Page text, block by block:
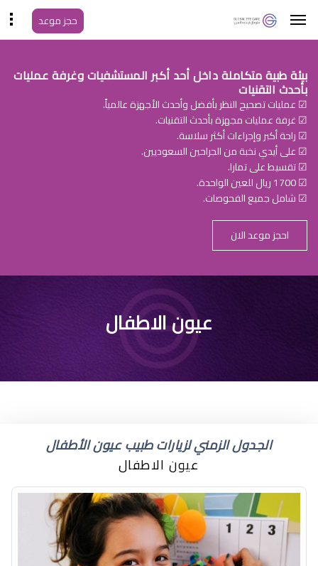
حجز موعد
بيئة طبية متكاملة داخل أحد أكبر المستشفيات وغرفة عمليات
بأحدث التقنيات
☑ عمليات تصحيح النظر بأفضل وأحدث الأجهزة عالمياً.
☑ غرفة عمليات مجهزة بأحدث التقنيات.
☑ راحة أكبر وإجراءات أكثر سلاسة.
☑ على أيدي نخبة من الجراحين السعوديين.
☑ تقسيط على تمارا.
☑ 1700 ريال للعين الواحدة.
☑ شامل جميع الفحوصات.
احجز موعد الان
متى نعرف لون عيون
الرضيع
عيون الاطفال
الجدول الزمني لزيارات طبيب عيون الأطفال
عيون الاطفال